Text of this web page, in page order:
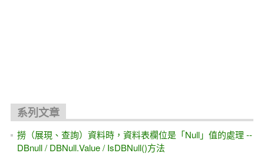
系列文章
撈（展現、查詢）資料時，資料表欄位是「Null」值的處理 --
DBnull / DBNull.Value / IsDBNull()方法